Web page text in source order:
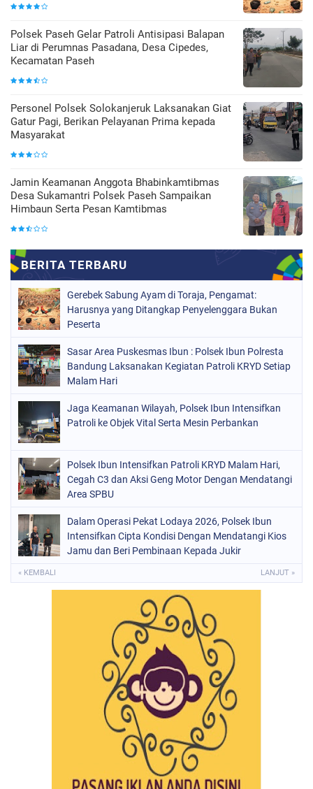
Polsek Paseh Gelar Patroli Antisipasi Balapan
Liar di Perumnas Pasadana, Desa Cipedes,
Kecamatan Paseh
Personel Polsek Solokanjeruk Laksanakan Giat
Gatur Pagi, Berikan Pelayanan Prima kepada
Masyarakat
Jamin Keamanan Anggota Bhabinkamtibmas
Desa Sukamantri Polsek Paseh Sampaikan
Himbaun Serta Pesan Kamtibmas
Gerebek Sabung Ayam di Toraja, Pengamat:
Harusnya yang Ditangkap Penyelenggara Bukan
Peserta
Sasar Area Puskesmas Ibun : Polsek Ibun Polresta
Bandung Laksanakan Kegiatan Patroli KRYD Setiap
Malam Hari
Jaga Keamanan Wilayah, Polsek Ibun Intensifkan
Patroli ke Objek Vital Serta Mesin Perbankan
Polsek Ibun Intensifkan Patroli KRYD Malam Hari,
Cegah C3 dan Aksi Geng Motor Dengan Mendatangi
Area SPBU
Dalam Operasi Pekat Lodaya 2026, Polsek Ibun
Intensifkan Cipta Kondisi Dengan Mendatangi Kios
Jamu dan Beri Pembinaan Kepada Jukir
« KEMBALI LANJUT »